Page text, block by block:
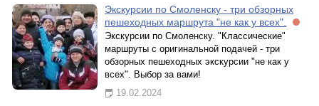
Экскурсии по Смоленску - три обзорных
пешеходных маршрута "не как у всех".
Экскурсии по Смоленску. "Классические"
маршруты с оригинальной подачей - три
обзорных пешеходных экскурсии "не как у
всех". Выбор за вами!
19.02.2024